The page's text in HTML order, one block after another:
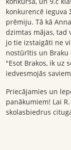
konkurencē ieguva
prēmiju. Tā kā
dzimtas mājas, tad
jo tie izstaigāti ne
nostūrītis un Braku
"Esot Brakos, ik uz
iedvesmojās
Priecājamies un
panākumiem! Lai
skolasbiedrus